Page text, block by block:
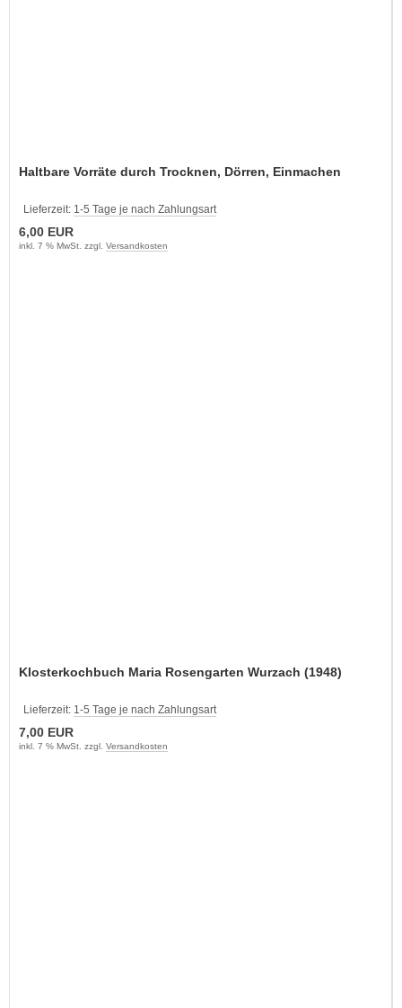
Haltbare Vorräte durch Trocknen, Dörren, Einmachen
Lieferzeit: 1-5 Tage je nach Zahlungsart
6,00 EUR
inkl. 7 % MwSt. zzgl. Versandkosten
Klosterkochbuch Maria Rosengarten Wurzach (1948)
Lieferzeit: 1-5 Tage je nach Zahlungsart
7,00 EUR
inkl. 7 % MwSt. zzgl. Versandkosten